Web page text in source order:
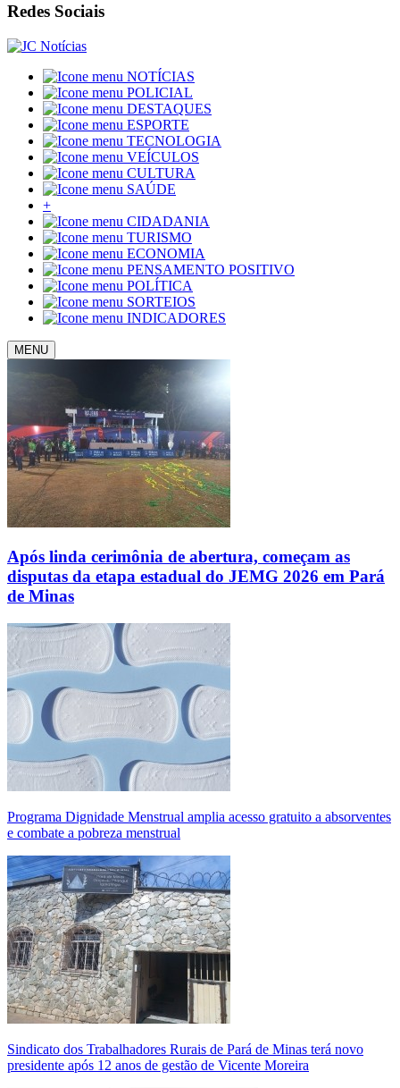
Redes Sociais
NOTÍCIAS
POLICIAL
DESTAQUES
ESPORTE
TECNOLOGIA
VEÍCULOS
CULTURA
SAÚDE
+
CIDADANIA
TURISMO
ECONOMIA
PENSAMENTO POSITIVO
POLÍTICA
SORTEIOS
INDICADORES
MENU
Após linda cerimônia de abertura, começam as
disputas da etapa estadual do JEMG 2026 em Pará
de Minas
Programa Dignidade Menstrual amplia acesso gratuito a absorventes
e combate a pobreza menstrual
Sindicato dos Trabalhadores Rurais de Pará de Minas terá novo
presidente após 12 anos de gestão de Vicente Moreira